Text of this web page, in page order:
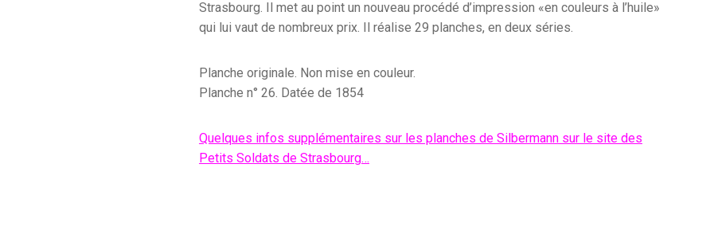
Empire
1855
Silbermann
Strasbourg. Il met au point un nouveau procédé d’impression «en couleurs à l’huile»
qui lui vaut de nombreux prix. Il réalise 29 planches, en deux séries.
Planche originale. Non mise en couleur.
Planche n° 26. Datée de 1854
Quelques infos supplémentaires sur les planches de Silbermann sur le site des
Petits Soldats de Strasbourg…